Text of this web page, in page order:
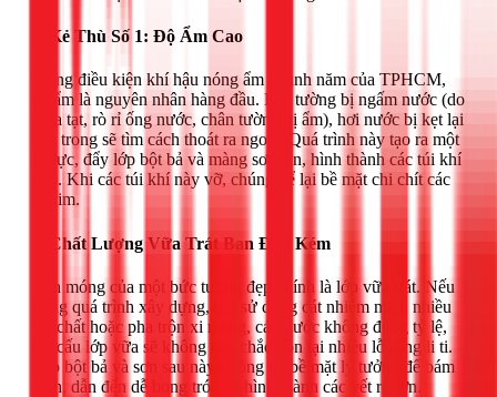
1. Kẻ Thù Số 1: Độ Ẩm Cao
Trong điều kiện khí hậu nóng ẩm quanh năm của TPHCM,
độ ẩm là nguyên nhân hàng đầu. Khi tường bị ngấm nước (do
mưa tạt, rò rỉ ống nước, chân tường bị ẩm), hơi nước bị kẹt lại
bên trong sẽ tìm cách thoát ra ngoài. Quá trình này tạo ra một
áp lực, đẩy lớp bột bả và màng sơn lên, hình thành các túi khí
nhỏ. Khi các túi khí này vỡ, chúng để lại bề mặt chi chít các
lỗ kim.
2. Chất Lượng Vữa Trát Ban Đầu Kém
Nền móng của một bức tường đẹp chính là lớp vữa trát. Nếu
trong quá trình xây dựng, thợ sử dụng cát nhiễm mặn, nhiều
tạp chất hoặc pha trộn xi măng, cát, nước không đúng tỷ lệ,
kết cấu lớp vữa sẽ không đặc chắc, tồn tại nhiều lỗ rỗng li ti.
Lớp bột bả và sơn sau này không có bề mặt lý tưởng để bám
dính, dẫn đến dễ bong tróc và hình thành các vết rỗ lớn.